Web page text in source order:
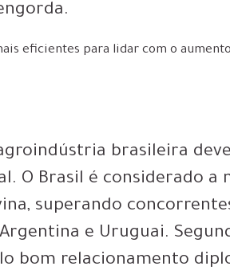
eficientes para lidar com o
brasileira
O Brasil é considerado a
superando
e Uruguai.
bom relacionamento